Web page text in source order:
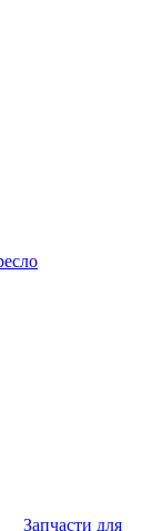
Запчасти для